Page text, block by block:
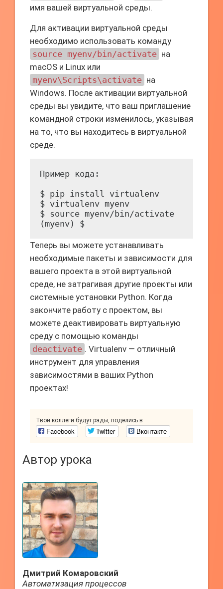
имя вашей виртуальной среды.
Для активации виртуальной среды
необходимо использовать команду
source myenv/bin/activate на
macOS и Linux или
myenv\Scripts\activate на
Windows. После активации виртуальной
среды вы увидите, что ваш приглашение
командной строки изменилось, указывая
на то, что вы находитесь в виртуальной
среде.
Пример кода:
$ pip install virtualenv
$ virtualenv myenv
$ source myenv/bin/activate
Теперь вы можете устанавливать
необходимые пакеты и зависимости для
вашего проекта в этой виртуальной
среде, не затрагивая другие проекты или
системные установки Python. Когда
закончите работу с проектом, вы
можете деактивировать виртуальную
среду с помощью команды
deactivate . Virtualenv — отличный
инструмент для управления
зависимостями в ваших Python
проектах!
Твои коллеги будут рады, поделись в
Facebook Twitter Вконтакте
Автор урока
Дмитрий Комаровский
Автоматизация процессов